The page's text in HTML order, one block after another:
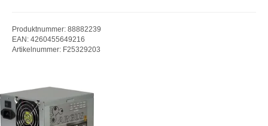
Produktnummer: 88882239
EAN: 4260455649216
Artikelnummer: F25329203